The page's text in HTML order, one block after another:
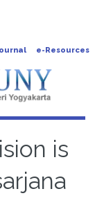
e-Resources
is